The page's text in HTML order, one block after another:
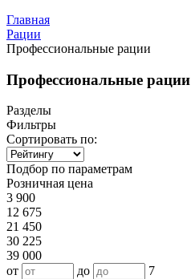
Главная
Рации
Профессиональные рации
Профессиональные рации
Разделы
Фильтры
Сортировать по:
Подбор по параметрам
Розничная цена
3 900
12 675
21 450
30 225
39 000
от
до
7